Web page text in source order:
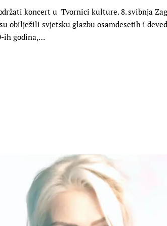
koncert u Tvornici kulture. 8. svibnja
obilježili svjetsku glazbu osamdesetih i
ih godina,…